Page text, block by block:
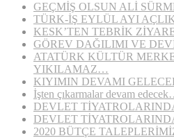
GEÇMİŞ OLSUN ALİ
TÜRK-İŞ EYLÜL AYI
KESK’TEN TEBRİK
GÖREV DAĞILIMI VE
ATATÜRK KÜLTÜR
YIKILAMAZ…
KIYIMIN DEVAMI
İşten çıkarmalar devam
DEVLET
DEVLET
2020 BÜTÇE